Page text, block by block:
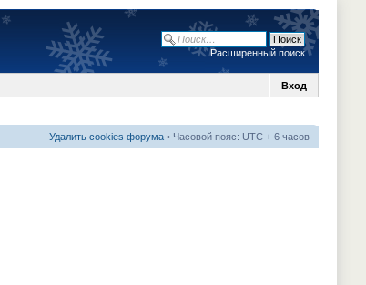
Расширенный поиск
Вход
Удалить cookies форума • Часовой пояс: UTC + 6 часов